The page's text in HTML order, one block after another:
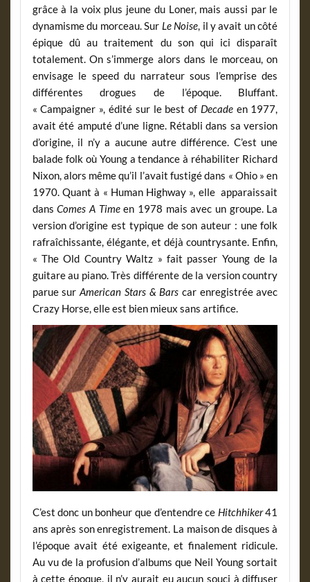
grâce à la voix plus jeune du Loner, mais aussi par le
dynamisme du morceau. Sur Le Noise, il y avait un côté
épique dû au traitement du son qui ici disparaît
totalement. On s’immerge alors dans le morceau, on
envisage le speed du narrateur sous l’emprise des
différentes drogues de l’époque. Bluffant.
« Campaigner », édité sur le best of Decadeen 1977,
avait été amputé d’une ligne. Rétabli dans sa version
d’origine, il n’y a aucune autre différence. C’est une
balade folk où Young a tendance à réhabiliter Richard
Nixon, alors même qu’il l’avait fustigé dans « Ohio » en
1970. Quant à « Human Highway », elle apparaissait
dansComes A Timeen 1978 mais avec un groupe. La
version d’origine est typique de son auteur : une folk
rafraîchissante, élégante, et déjà countrysante. Enfin,
« The Old Country Waltz » fait passer Young de la
guitare au piano. Très différente de la version country
parue surAmerican Stars & Bars car enregistrée avec
Crazy Horse, elle est bien mieux sans artifice.
C’est donc un bonheur que d’entendre ce Hitchhiker41
ans après son enregistrement. La maison de disques à
l’époque avait été exigeante, et finalement ridicule.
Au vu de la profusion d’albums que Neil Young sortait
à cette époque, il n’y aurait eu aucun souci à diffuser